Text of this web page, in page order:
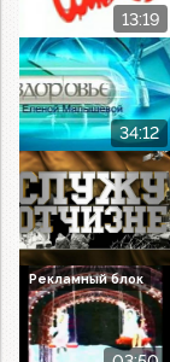
13:19
34:12
Рекламный блок